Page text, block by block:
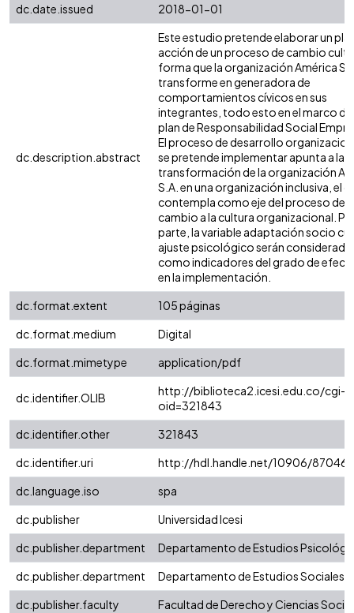
dc.date.issued
2018-01-01
dc.description.abstract
Este estudio pretende elaborar un
acción de un proceso de cambio
forma que la organización América
transforme en generadora de
comportamientos cívicos en sus
integrantes, todo esto en el marco de
plan de Responsabilidad Social
El proceso de desarrollo
se pretende implementar apunta a la
transformación de la organización
S.A. en una organización inclusiva, el
contempla como eje del proceso de
cambio a la cultura organizacional.
parte, la variable adaptación socio
ajuste psicológico serán
como indicadores del grado de
en la implementación.
dc.format.extent
105 páginas
dc.format.medium
Digital
dc.format.mimetype
application/pdf
dc.identifier.OLIB
http://biblioteca2.icesi.edu.co/cgi-
oid=321843
dc.identifier.other
321843
dc.identifier.uri
http://hdl.handle.net/10906/87046
dc.language.iso
spa
dc.publisher
Universidad Icesi
dc.publisher.department
Departamento de Estudios
dc.publisher.department
Departamento de Estudios Sociales
dc.publisher.faculty
Facultad de Derecho y Ciencias